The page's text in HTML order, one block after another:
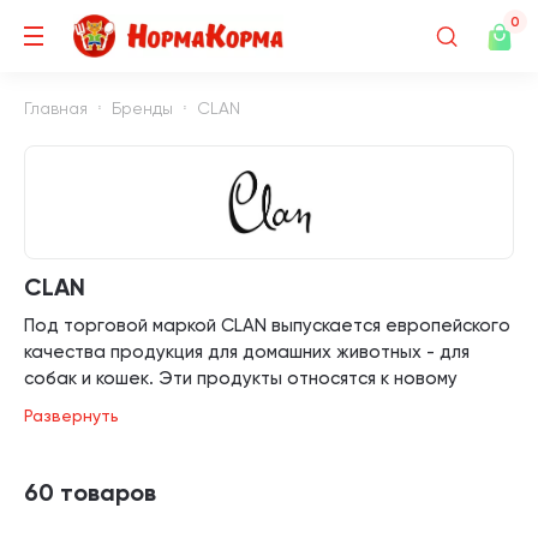
0
Главная Бренды CLAN
CLAN
Под торговой маркой CLAN выпускается европейского
качества продукция для домашних животных - для
собак и кошек. Эти продукты относятся к новому
поколению - у них тщательно выверенный состав и
потрясающий вкус. Разработку рецептуры этих
производство находится в нескольких европейских
странах, в том числе уже более 9 лет в России.
Развернуть
60 товаров